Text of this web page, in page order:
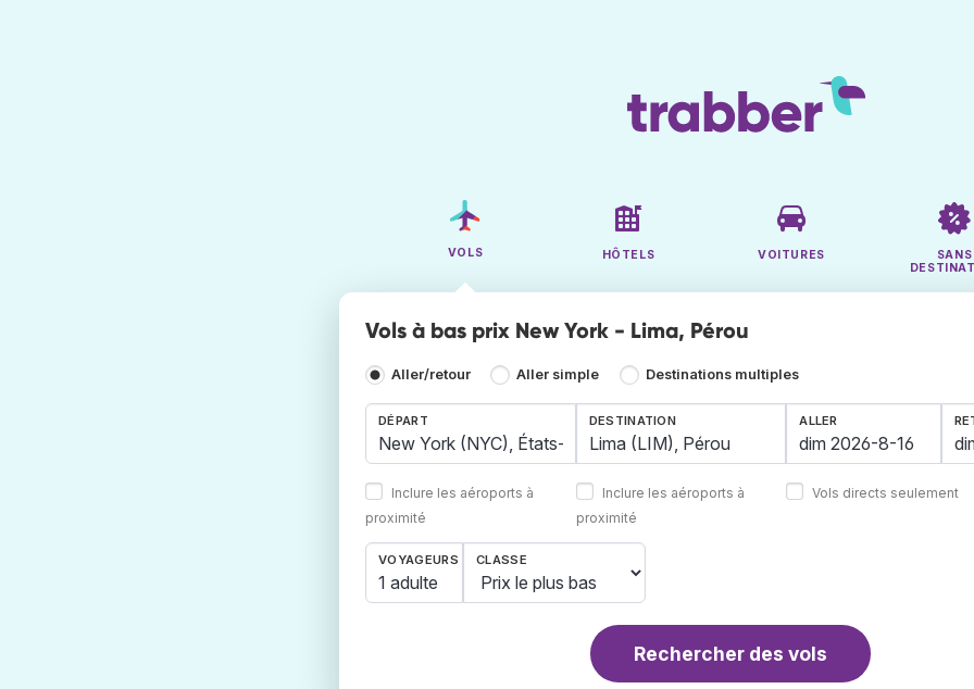
VOLS HÔTELS VOITURES
SANS
Vols à bas prix New York - Lima, Pérou
Aller/retour Aller simple Destinations multiples
DÉPART
Inclure les aéroports à
proximité
DESTINATION
Inclure les aéroports à
proximité
ALLER
Vols directs seulement
VOYAGEURS
1 adulte
CLASSE
Rechercher des vols